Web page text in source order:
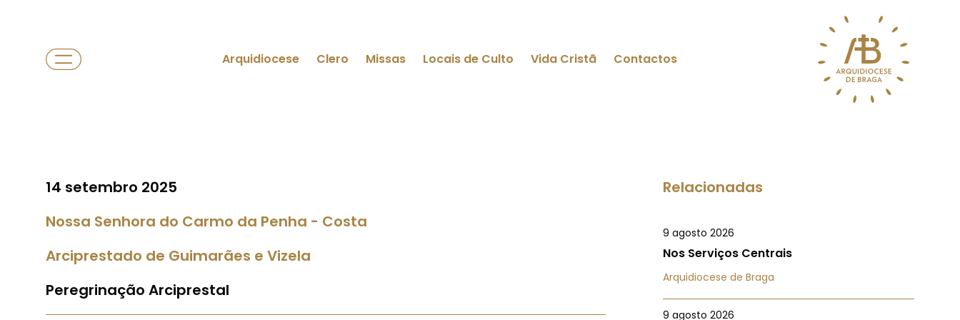
Arquidiocese Clero Missas Locais de Culto Vida Cristã Contactos
14 setembro 2025
Nossa Senhora do Carmo da Penha - Costa
Arciprestado de Guimarães e Vizela
Peregrinação Arciprestal
Relacionadas
9 agosto 2026
Nos Serviços Centrais
Arquidiocese de Braga
9 agosto 2026